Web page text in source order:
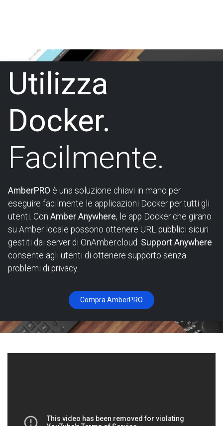
Utilizza
Docker.
Facilmente.
AmberPRO è una soluzione chiavi in mano per
eseguire facilmente le applicazioni Docker per tutti gli
utenti. Con Amber Anywhere, le app Docker che girano
su Amber locale possono ottenere URL pubblici sicuri
gestiti dai server di OnAmber.cloud. Support Anywhere
consente agli utenti di ottenere supporto senza
problemi di privacy.
Compra AmberPRO